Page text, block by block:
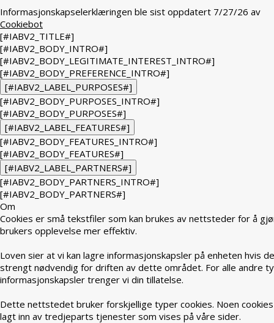
Informasjonskapselerklæringen ble sist oppdatert 7/27/26 av
Cookiebot
[#IABV2_TITLE#]
[#IABV2_BODY_INTRO#]
[#IABV2_BODY_LEGITIMATE_INTEREST_INTRO#]
[#IABV2_BODY_PREFERENCE_INTRO#]
[#IABV2_LABEL_PURPOSES#]
[#IABV2_BODY_PURPOSES_INTRO#]
[#IABV2_BODY_PURPOSES#]
[#IABV2_LABEL_FEATURES#]
[#IABV2_BODY_FEATURES_INTRO#]
[#IABV2_BODY_FEATURES#]
[#IABV2_LABEL_PARTNERS#]
[#IABV2_BODY_PARTNERS_INTRO#]
[#IABV2_BODY_PARTNERS#]
Om
Cookies er små tekstfiler som kan brukes av nettsteder for å
brukers opplevelse mer effektiv.
Loven sier at vi kan lagre informasjonskapsler på enheten hvis
strengt nødvendig for driften av dette området. For alle andre
informasjonskapsler trenger vi din tillatelse.
Dette nettstedet bruker forskjellige typer cookies. Noen
lagt inn av tredjeparts tjenester som vises på våre sider.